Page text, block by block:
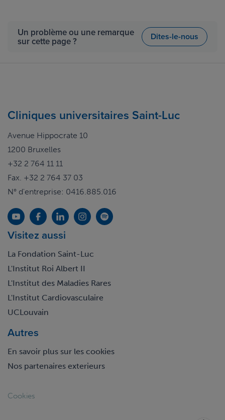
Un problème ou une remarque
sur cette page ? Dites-le-nous
Cliniques universitaires Saint-Luc
Avenue Hippocrate 10
1200 Bruxelles
+32 2 764 11 11
Fax. +32 2 764 37 03
N° d'entreprise: 0416.885.016
Visitez aussi
La Fondation Saint-Luc
L'Institut Roi Albert II
L'Institut des Maladies Rares
L'Institut Cardiovasculaire
UCLouvain
Autres
En savoir plus sur les cookies
Nos partenaires exterieurs
Footer
Cookies